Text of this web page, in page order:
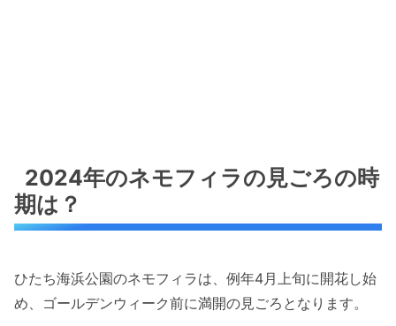
2024年のネモフィラの見ごろの時
期は？
ひたち海浜公園のネモフィラは、例年4月上旬に開花し始
め、ゴールデンウィーク前に満開の見ごろとなります。